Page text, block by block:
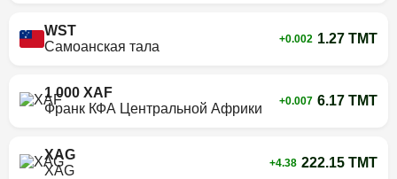
WST
Самоанская тала
+0.002 1.27 TMT
1 000 XAF
Франк КФА Центральной Африки
+0.007 6.17 TMT
XAG
XAG
+4.38 222.15 TMT